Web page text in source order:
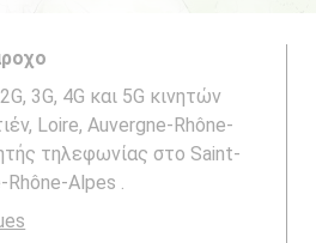
3G, 4G και 5G κινητών
Loire, Auvergne-Rhône-
τηλεφωνίας στο Saint-
Rhône-Alpes .